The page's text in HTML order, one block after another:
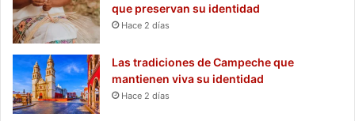
que preservan su identidad
Hace 2 días
Las tradiciones de Campeche que
mantienen viva su identidad
Hace 2 días